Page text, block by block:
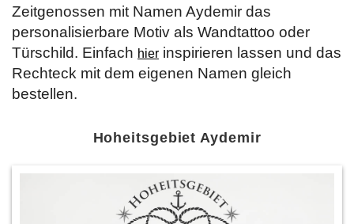
Zeitgenossen mit Namen Aydemir das
personalisierbare Motiv als Wandtattoo oder
Türschild. Einfach hier inspirieren lassen und das
Rechteck mit dem eigenen Namen gleich
bestellen.
Hoheitsgebiet Aydemir